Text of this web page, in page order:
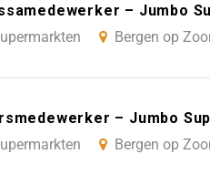
– Jumbo
Bergen op
– Jumbo
Bergen op